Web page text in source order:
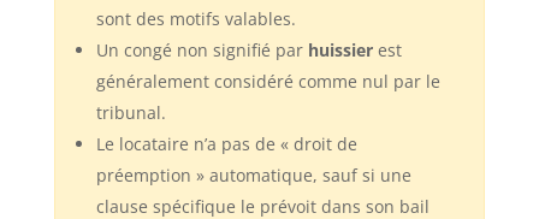
sont des motifs valables.
Un congé non signifié par huissierest
généralement considéré comme nul par le
tribunal.
Le locataire n’a pas de « droit de
préemption » automatique, sauf si une
clause spécifique le prévoit dans son bail